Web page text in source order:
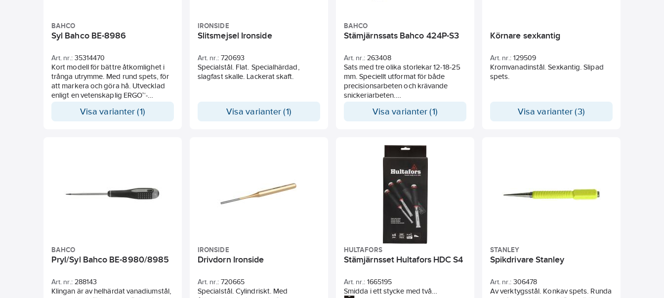
BAHCO
Syl Bahco BE-8986
Art. nr.: 35314470
Kort modell för bättre åtkomlighet i
trånga utrymme. Med rund spets, för
att markera och göra hå. Utvecklad
enligt en vetenskaplig ERGO™-
med mjuk och räfflad yta för bättre
Visa varianter (1)
IRONSIDE
Slitsmejsel Ironside
Art. nr.: 720693
Specialstål. Flat. Specialhärdad,
slagfast skalle. Lackerat skaft.
Visa varianter (1)
BAHCO
Stämjärnssats Bahco 424P-S3
Art. nr.: 263408
Sats med tre olika storlekar 12-18-25
mm. Speciellt utformat för både
precisionsarbeten och krävande
snickeriarbeten.
Precisionsslipat skäregg. Härdat stål.
Visa varianter (1)
Körnare sexkantig
Art. nr.: 129509
Kromvanadinstål. Sexkantig. Slipad
spets.
Visa varianter (3)
BAHCO
Pryl/Syl Bahco BE-8980/8985
Art. nr.: 288143
Klingan är av helhärdat vanadiumstål,
IRONSIDE
Drivdorn Ironside
Art. nr.: 720665
Specialstål. Cylindriskt. Med
HULTAFORS
Stämjärnsset Hultafors HDC S4
Art. nr.: 1665195
Smidda i ett stycke med två
STANLEY
Spikdrivare Stanley
Art. nr.: 306478
Av verktygsstål. Konkav spets. Runda